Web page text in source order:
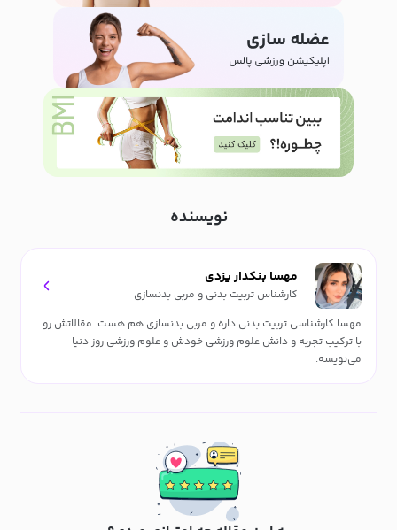
نویسنده
مهسا بنکدار یزدی
کارشناس تربیت بدنی و مربی بدنسازی
مهسا کارشناسی تربیت بدنی داره و مربی بدنسازی هم هست. مقالاتش رو
با ترکیب تجربه و دانش علوم ورزشی خودش و علوم ورزشی روز دنیا
می‌نویسه.